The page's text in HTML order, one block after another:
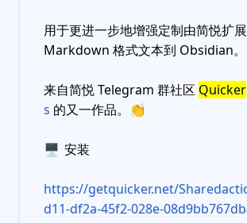
用于更进一步地增强定制由简悦扩
Markdown 格式文本到 Obsidian。
来自简悦 Telegram 群社区 Quicker
s 的又一作品。 👏
🖥 安装
https://getquicker.net/
d11-df2a-45f2-028e-